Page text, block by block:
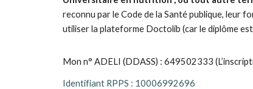
reconnu par le Code de la Santé publique, leur
utiliser la plateforme Doctolib (car le diplôme
Mon n° ADELI (DDASS) : 649502333
Identifiant RPPS : 10006992696